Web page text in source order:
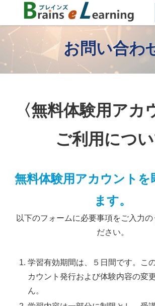
お問い合わ
〈無料体験用アカ
ご利用につ
無料体験用アカウントを
ます。
以下のフォームに必要事項をご入力の
ださい。
学習有効期間は、５日間です。こ
カウント発行および体験内容の変
ん。